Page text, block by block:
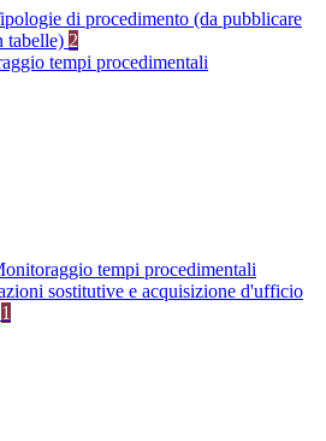
di procedimento (da pubblicare
tabelle) 2
tempi procedimentali
tempi procedimentali
sostitutive e acquisizione d'ufficio
1